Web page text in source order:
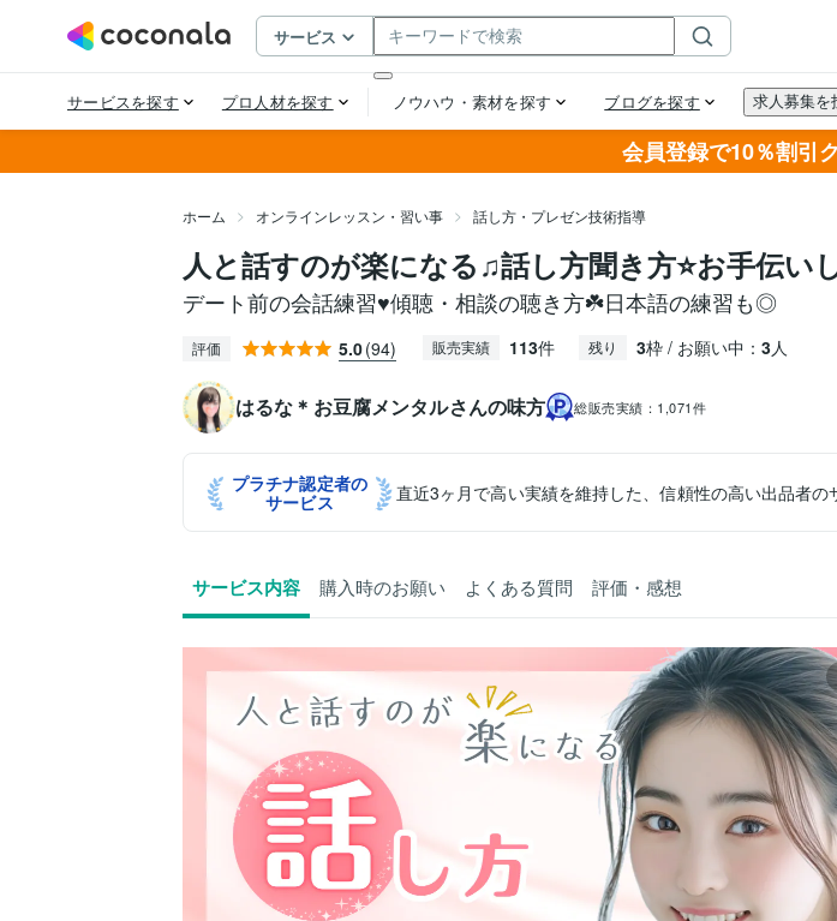
会員登録で10％割引
ホーム オンラインレッスン・習い事 話し方・プレゼン技術指導
人と話すのが楽になる♫話し方聞き方⭐お手伝い
デート前の会話練習♥️傾聴・相談の聴き方☘️日本語の練習も◎
評価 5.0(94) 販売実績 113件 残り 3枠 / お願い中： 3人
はるな＊お豆腐メンタルさんの味方 総販売実績： 1,071件
プラチナ認定者の
サービス
直近3ヶ月で高い実績を維持した、信頼性の高い出品者の
サービス内容 購入時のお願い よくある質問 評価・感想